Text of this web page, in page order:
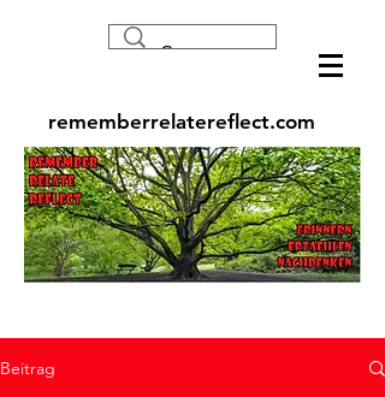
rememberrelatereflect.com
Beitrag